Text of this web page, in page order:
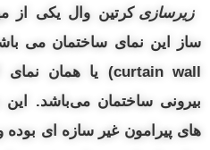
زیرسازی کرتین وال یکی
ساز این نمای ساختمان می
curtain wall) یا همان
بیرونی ساختمان می‌باشد. این
های پیرامون غیر سازه‌ ای